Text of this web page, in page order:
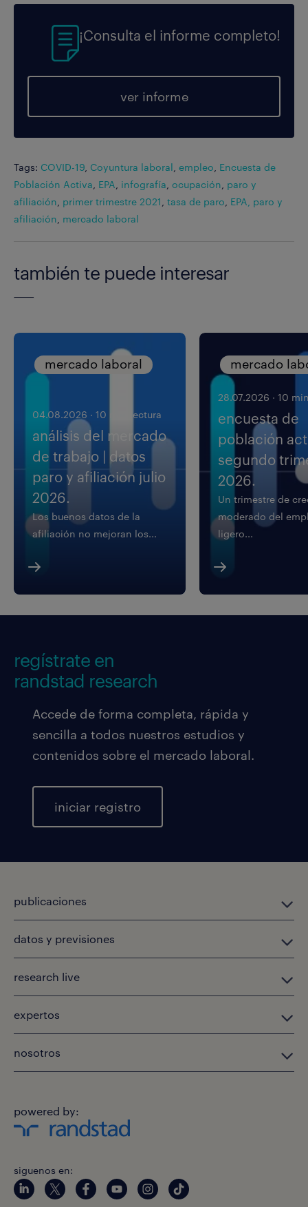
¡Consulta el informe completo!
ver informe
Tags: COVID-19 Coyuntura laboral empleo Encuesta de
Población Activa EPA infografía ocupación paro y
afiliación primer trimestre 2021 tasa de paro EPA, paro y
afiliación mercado laboral
también te puede interesar
mercado laboral
04.08.2026 · 10 min lectura
análisis del mercado
de trabajo | datos
paro y afiliación julio
2026.
Los buenos datos de la
afiliación no mejoran los...
mercado
28.07.2026 · 10
encuesta de
población
segundo
2026.
Un trimestre de
moderado del
ligero...
regístrate en
randstad research
Accede de forma completa, rápida y
sencilla a todos nuestros estudios y
contenidos sobre el mercado laboral.
iniciar registro
publicaciones
datos y previsiones
research live
expertos
nosotros
powered by:
siguenos en: